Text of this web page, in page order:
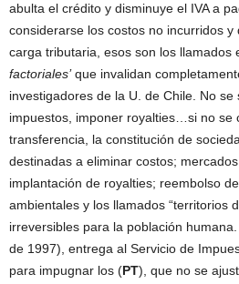
abulta el crédito y disminuye el IVA a
considerarse los costos no incurridos y
carga tributaria, esos son los llamados
factoriales’que invalidan
investigadores de la U. de Chile. No
impuestos, imponer royalties…si no se
transferencia, la constitución de
destinadas a eliminar costos;
implantación de royalties; reembolso
ambientales y los llamados “territorios
irreversibles para la población
de 1997), entrega al Servicio de
para impugnar los (PT), que no se